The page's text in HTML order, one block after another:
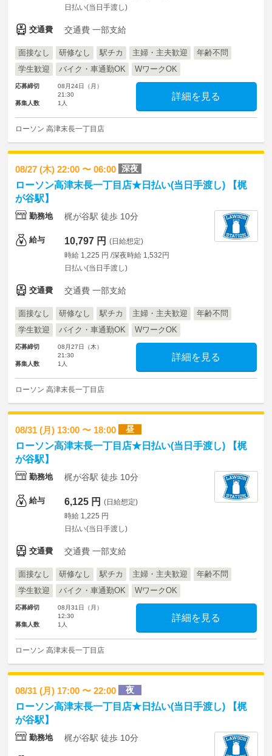
日払い(当日手渡し)
交通費 交通費 一部支給
面接なし 研修なし 駅チカ 主婦・主夫歓迎
年齢不問
学生歓迎
バイク・車通勤OK WワークOK
応募締切
08月24日（月）
21:30
募集人数
1人
詳細を見る
ローソン 高津末長一丁目店
08/27 (木) 22:00 〜 06:00 深夜
ローソン高津末長一丁目店★日払い(当日手渡し) 【梶
が谷駅】
勤務地 梶が谷駅 徒歩 10分
給与 10,797 円 (日給想定)
時給 1,225 円 /深夜時給 1,532円
日払い(当日手渡し)
交通費 交通費 一部支給
面接なし 研修なし 駅チカ 主婦・主夫歓迎
年齢不問
学生歓迎
バイク・車通勤OK WワークOK
応募締切
08月27日（木）
21:30
募集人数
1人
詳細を見る
ローソン 高津末長一丁目店
08/31 (月) 13:00 〜 18:00 昼
ローソン高津末長一丁目店★日払い(当日手渡し) 【梶
が谷駅】
勤務地 梶が谷駅 徒歩 10分
給与 6,125 円 (日給想定)
時給 1,225 円
日払い(当日手渡し)
交通費 交通費 一部支給
面接なし 研修なし 駅チカ 主婦・主夫歓迎
年齢不問
学生歓迎
バイク・車通勤OK WワークOK
応募締切
08月31日（月）
12:30
募集人数
1人
詳細を見る
ローソン 高津末長一丁目店
08/31 (月) 17:00 〜 22:00 夜
ローソン高津末長一丁目店★日払い(当日手渡し) 【梶
が谷駅】
勤務地 梶が谷駅 徒歩 10分